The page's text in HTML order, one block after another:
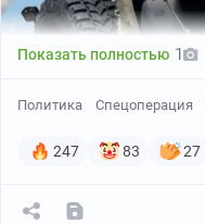
Показать полностью 1
Политика Спецоперация
247 83 27